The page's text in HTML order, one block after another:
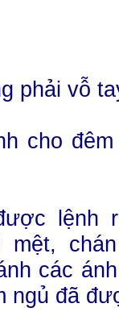
phải vỗ
cho
lệnh
mệt,
các
ngủ đã